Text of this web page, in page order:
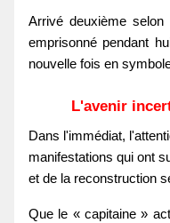
Arrivé deuxième
emprisonné pendant
nouvelle fois en
L'avenir
Dans l'immédiat,
manifestations qui ont
et de la reconstruction
Que le « capitaine »